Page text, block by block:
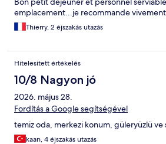
emplacement...je recommande
Thierry, 2 éjszakás utazás
Hitelesített értékelés
10/8 Nagyon jó
2026. május 28.
Fordítás a Google segítségével
temiz oda, merkezi konum, güleryüzlü ve
kaan, 4 éjszakás utazás